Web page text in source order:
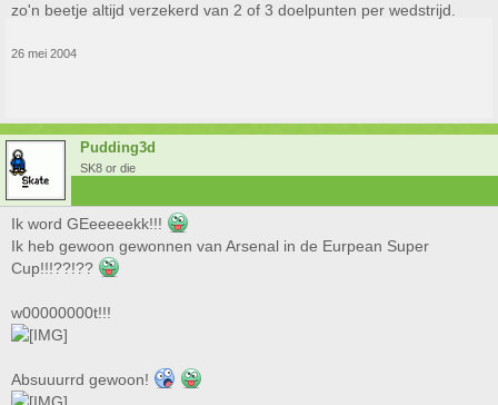
zo'n beetje altijd verzekerd van 2 of 3 doelpunten per wedstrijd.
26 mei 2004
Pudding3d
SK8 or die
Ik word GEeeeeekk!!!
Ik heb gewoon gewonnen van Arsenal in de Eurpean Super
Cup!!!??!??
w00000000t!!!
Absuuurrd gewoon!